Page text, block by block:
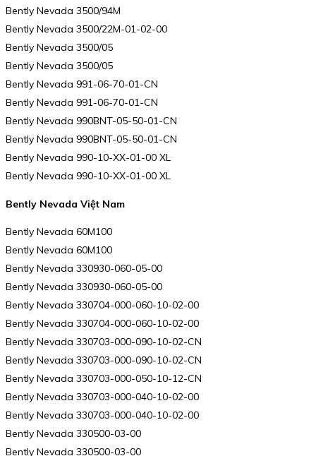
Bently Nevada 3500/94M
Bently Nevada 3500/22M-01-02-00
Bently Nevada 3500/05
Bently Nevada 3500/05
Bently Nevada 991-06-70-01-CN
Bently Nevada 991-06-70-01-CN
Bently Nevada 990BNT-05-50-01-CN
Bently Nevada 990BNT-05-50-01-CN
Bently Nevada 990-10-XX-01-00 XL
Bently Nevada 990-10-XX-01-00 XL
Bently Nevada Việt Nam
Bently Nevada 60M100
Bently Nevada 60M100
Bently Nevada 330930-060-05-00
Bently Nevada 330930-060-05-00
Bently Nevada 330704-000-060-10-02-00
Bently Nevada 330704-000-060-10-02-00
Bently Nevada 330703-000-090-10-02-CN
Bently Nevada 330703-000-090-10-02-CN
Bently Nevada 330703-000-050-10-12-CN
Bently Nevada 330703-000-040-10-02-00
Bently Nevada 330703-000-040-10-02-00
Bently Nevada 330500-03-00
Bently Nevada 330500-03-00